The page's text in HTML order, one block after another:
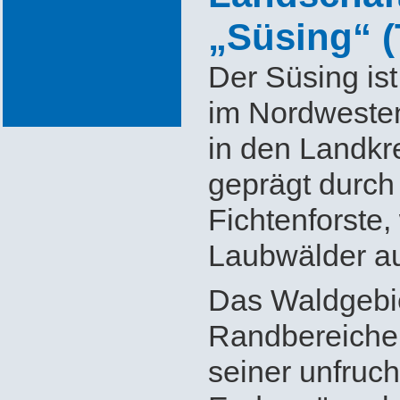
„Süsing“
Der Süsing
im
in den
geprägt
Laubwälder
Das
seiner